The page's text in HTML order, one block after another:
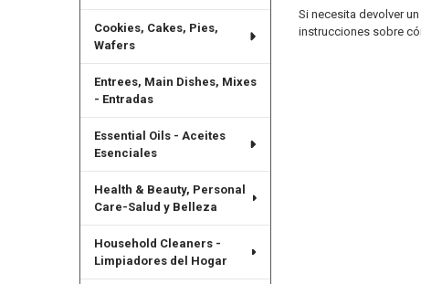
Cookies, Cakes, Pies,
Wafers
Entrees, Main Dishes, Mixes
- Entradas
Essential Oils - Aceites
Esenciales
Health & Beauty, Personal
Care-Salud y Belleza
Household Cleaners -
Limpiadores del Hogar
Si necesita devolver
instrucciones sobre